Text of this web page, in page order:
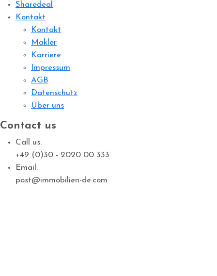
Sharedeal
Kontakt
Kontakt
Makler
Karriere
Impressum
AGB
Datenschutz
Über uns
Contact us
Call us:
+49 (0)30 - 2020 00 333
Email:
post@immobilien-de.com